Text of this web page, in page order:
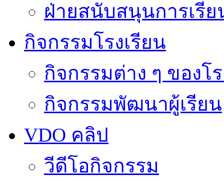
ฝ่ายสนับสนุนการเรี
กิจกรรมโรงเรียน
กิจกรรมต่าง ๆ ของโ
กิจกรรมพัฒนาผู้เรียน
VDO คลิป
วีดีโอกิจกรรม